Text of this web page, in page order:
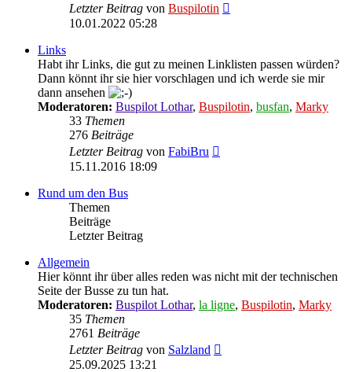
Letzter Beitrag von Buspilotin
10.01.2022 05:28
Links
Habt ihr Links, die gut zu meinen Linklisten passen würden?
Dann könnt ihr sie hier vorschlagen und ich werde sie mir
dann ansehen
Moderatoren: Buspilot Lothar, Buspilotin, busfan, Marky
33 Themen
276 Beiträge
Letzter Beitrag von FabiBru
15.11.2016 18:09
Rund um den Bus
Themen
Beiträge
Letzter Beitrag
Allgemein
Hier könnt ihr über alles reden was nicht mit der technischen
Seite der Busse zu tun hat.
Moderatoren: Buspilot Lothar, la ligne, Buspilotin, Marky
35 Themen
2761 Beiträge
Letzter Beitrag von Salzland
25.09.2025 13:21